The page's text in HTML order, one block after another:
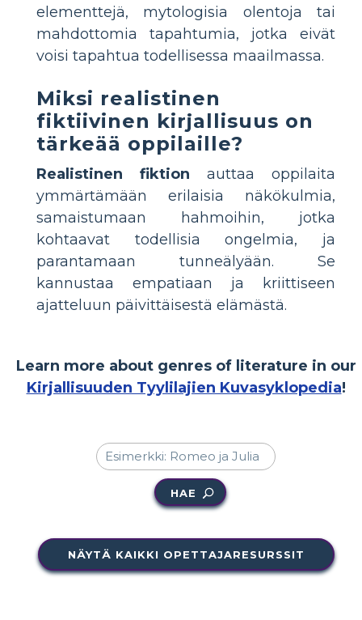
elementtejä, mytologisia olentoja tai
mahdottomia tapahtumia, jotka eivät
voisi tapahtua todellisessa maailmassa.
Miksi realistinen
fiktiivinen kirjallisuus on
tärkeää oppilaille?
Realistinen fiktion auttaa oppilaita
ymmärtämään erilaisia näkökulmia,
samaistumaan hahmoihin, jotka
kohtaavat todellisia ongelmia, ja
parantamaan tunneälyään. Se
kannustaa empatiaan ja kriittiseen
ajatteluun päivittäisestä elämästä.
Learn more about genres of literature in our
Kirjallisuuden Tyylilajien Kuvasyklopedia!
HAE
NÄYTÄ KAIKKI OPETTAJARESURSSIT